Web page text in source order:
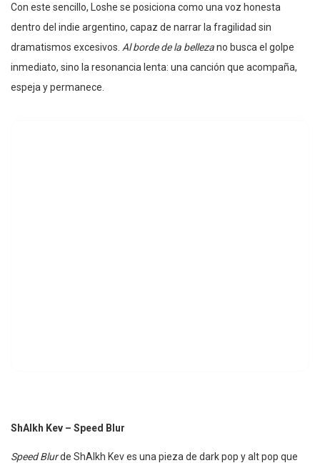
Con este sencillo, Loshe se posiciona como una voz honesta
dentro del indie argentino, capaz de narrar la fragilidad sin
dramatismos excesivos. Al borde de la bellezano busca el golpe
inmediato, sino la resonancia lenta: una canción que acompaña,
espeja y permanece.
ShAIkh Kev – Speed Blur
Speed Blurde ShAIkh Kev es una pieza de dark pop y alt pop que